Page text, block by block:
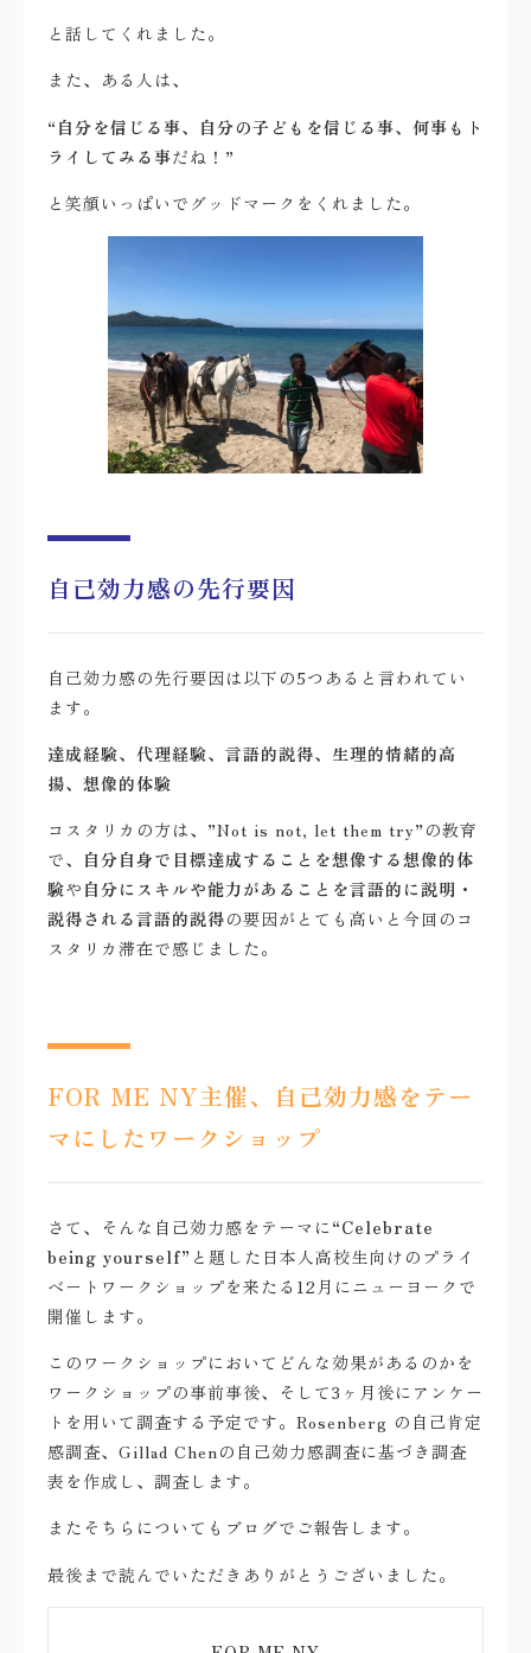
と話してくれました。
また、ある人は、
“ 自分を信じる事、自分の子どもを信じる事、何事もト
ライしてみる事だね！”
と笑顔いっぱいでグッドマークをくれました。
自己効力感の先行要因
自己効力感の先行要因は以下の5つあると言われてい
ます。
達成経験、代理経験、言語的説得、生理的情緒的高
揚、想像的体験
コスタリカの方は、”Not is not, let them try”の教育
で、 自分自身で目標達成することを想像する想像的体
験や 自分にスキルや能力があることを言語的に説明・
説得される言語的説得の要因がとても高いと今回のコ
スタリカ滞在で感じました。
FOR ME NY主催、自己効力感をテー
マにしたワークショップ
さて、そんな自己効力感をテーマに“Celebrate
being yourself” と題した日本人高校生向けのプライ
ベートワークショップを来たる12月にニューヨークで
開催します。
このワークショップにおいてどんな効果があるのかを
ワークショップの事前事後、そして3ヶ月後にアンケー
トを用いて調査する予定です。Rosenberg の自己肯定
感調査、Gillad Chenの自己効力感調査に基づき調査
表を作成し、調査します。
またそちらについてもブログでご報告します。
最後まで読んでいただきありがとうございました。